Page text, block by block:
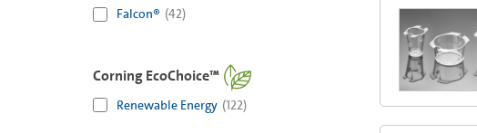
Falcon® (42)
Corning EcoChoice™
Renewable Energy (122)